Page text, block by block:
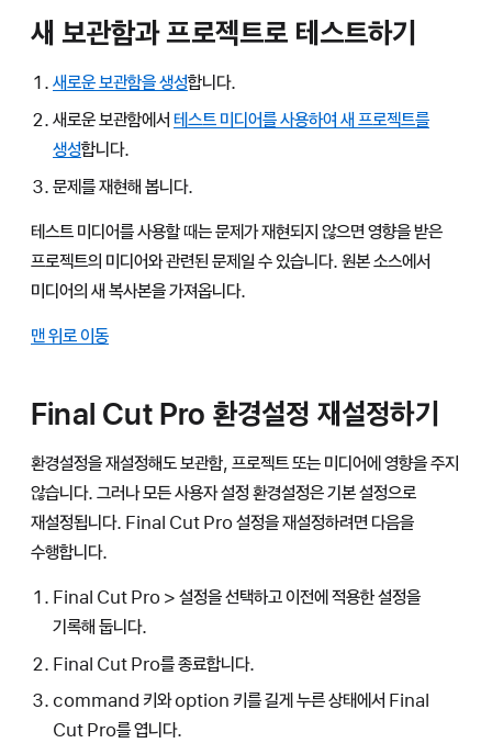
새 보관함과 프로젝트로 테스트하기
새로운 보관함을 생성합니다.
새로운 보관함에서 테스트 미디어를 사용하여 새 프로젝트를
생성합니다.
문제를 재현해 봅니다.
테스트 미디어를 사용할 때는 문제가 재현되지 않으면 영향을 받은
프로젝트의 미디어와 관련된 문제일 수 있습니다. 원본 소스에서
미디어의 새 복사본을 가져옵니다.
맨 위로 이동
Final Cut Pro 환경설정 재설정하기
환경설정을 재설정해도 보관함, 프로젝트 또는 미디어에 영향을 주지
않습니다. 그러나 모든 사용자 설정 환경설정은 기본 설정으로
재설정됩니다. Final Cut Pro 설정을 재설정하려면 다음을
수행합니다.
Final Cut Pro > 설정을 선택하고 이전에 적용한 설정을
기록해 둡니다.
Final Cut Pro를 종료합니다.
command 키와 option 키를 길게 누른 상태에서 Final
Cut Pro를 엽니다.